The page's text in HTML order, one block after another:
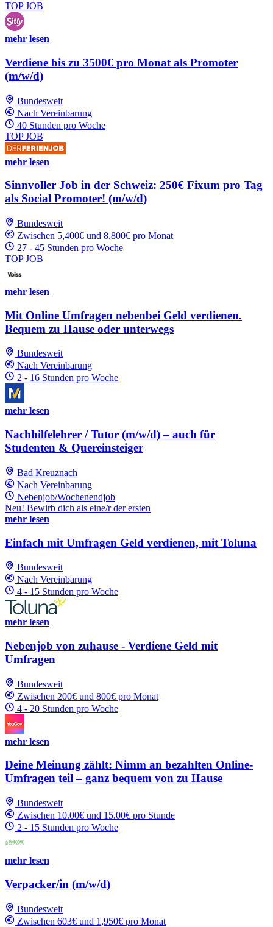
TOP JOB
mehr lesen
Verdiene bis zu 3500€ pro Monat als Promoter
(m/w/d)
Bundesweit
Nach Vereinbarung
40 Stunden pro Woche
TOP JOB
mehr lesen
Sinnvoller Job in der Schweiz: 250€ Fixum pro Tag
als Social Promoter! (m/w/d)
Bundesweit
Zwischen 5,400€ und 8,800€ pro Monat
27 - 45 Stunden pro Woche
TOP JOB
mehr lesen
Mit Online Umfragen nebenbei Geld verdienen.
Bequem zu Hause oder unterwegs
Bundesweit
Nach Vereinbarung
2 - 16 Stunden pro Woche
mehr lesen
Nachhilfelehrer / Tutor (m/w/d) – auch für
Studenten & Quereinsteiger
Bad Kreuznach
Nach Vereinbarung
Nebenjob/Wochenendjob
Neu! Bewirb dich als eine/r der ersten
mehr lesen
Einfach mit Umfragen Geld verdienen, mit Toluna
Bundesweit
Nach Vereinbarung
4 - 15 Stunden pro Woche
mehr lesen
Nebenjob von zuhause - Verdiene Geld mit
Umfragen
Bundesweit
Zwischen 200€ und 800€ pro Monat
4 - 20 Stunden pro Woche
mehr lesen
Deine Meinung zählt: Nimm an bezahlten Online-
Umfragen teil – ganz bequem von zu Hause
Bundesweit
Zwischen 10.00€ und 15.00€ pro Stunde
2 - 15 Stunden pro Woche
mehr lesen
Verpacker/in (m/w/d)
Bundesweit
Zwischen 603€ und 1,950€ pro Monat